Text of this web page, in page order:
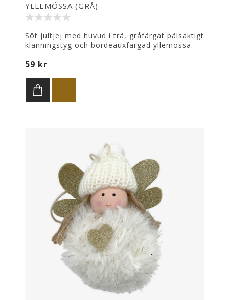
YLLEMÖSSA (GRÅ)
Söt jultjej med huvud i trä, gråfärgat pälsaktigt
klänningstyg och bordeauxfärgad yllemössa.
59 kr